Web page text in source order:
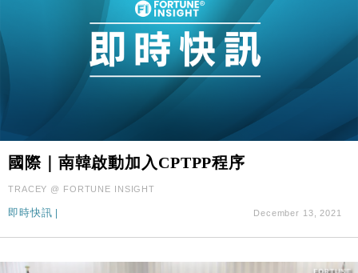
國際｜南韓啟動加入CPTPP程序
TRACEY @ FORTUNE INSIGHT
即時快訊 | December 13, 2021